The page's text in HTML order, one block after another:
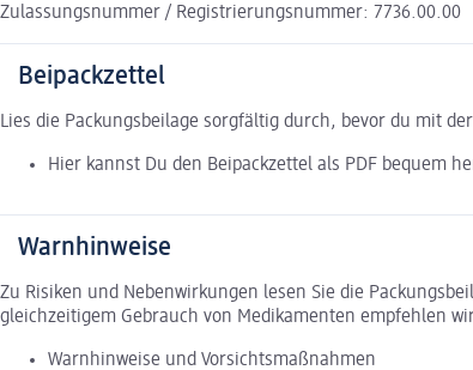
Zulassungsnummer / Registrierungsnummer: 7736.00.00
Beipackzettel
Lies die Packungsbeilage sorgfältig durch, bevor du mit
Hier kannst Du den Beipackzettel als PDF bequem
Warnhinweise
Zu Risiken und Nebenwirkungen lesen Sie die
gleichzeitigem Gebrauch von Medikamenten empfehlen
Warnhinweise und Vorsichtsmaßnahmen